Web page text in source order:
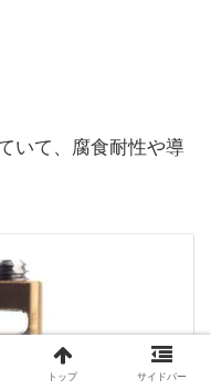
いて、腐食耐性や導
トップ サイドバー